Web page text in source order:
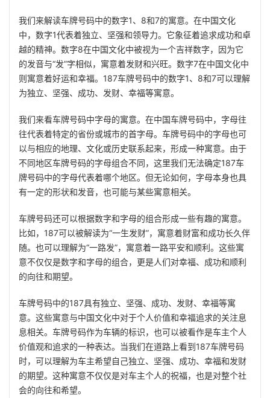
我们来解读车牌号码中的数字1、8和7的寓意。在中国文化
中，数字1代表着独立、坚强和领导力。它象征着追求成功和卓
越的精神。数字8在中国文化中被视为一个吉祥数字，因为它
的发音与“发”字相似，寓意着发财和兴旺。数字7在中国文化中
则寓意着好运和幸福。187车牌号码中的数字1、8和7可以理解
为独立、坚强、成功、发财、幸福等寓意。
我们来看车牌号码中字母的寓意。在中国车牌号码中，字母往
往代表着特定的省份或城市的首字母。车牌号码中的字母也可
以与相应的地理、文化或历史联系起来，形成一种寓意。由于
不同地区车牌号码的字母组合不同，这里我们无法确定187车
牌号码中的字母代表着哪个地区。但无论如何，字母本身也具
有一定的形状和发音，也可能与某些寓意相关。
车牌号码还可以根据数字和字母的组合形成一些有趣的寓意。
比如，187可以被解读为“一生发财”，寓意着财富和成功长久伴
随。也可以理解为“一路发”，寓意着一路平安和顺利。这些寓
意不仅仅是数字和字母的组合，更是人们对幸福、成功和顺利
的向往和期望。
车牌号码中的187具有独立、坚强、成功、发财、幸福等寓
意。这些寓意与中国文化中对于个人价值和幸福追求的关注息
息相关。车牌号码作为车辆的标识，也可以被看作是车主个人
价值观和追求的一种表达。当我们在道路上看到187车牌号码
时，可以理解为车主希望自己独立、坚强、成功、幸福和发财
的期望。这种寓意不仅仅是对车主个人的祝福，也是对整个社
会的向往和希望。